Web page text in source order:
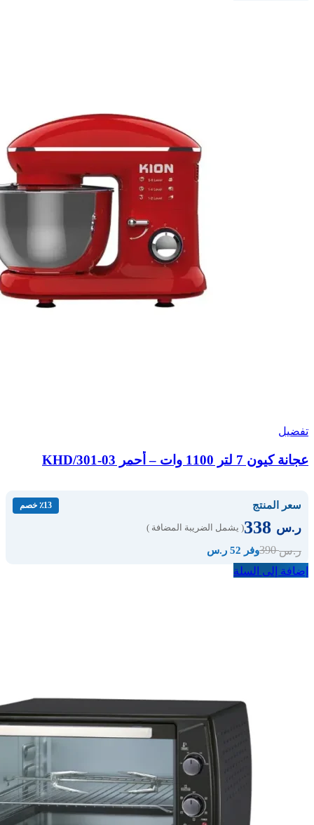
تفضيل
عجانة كيون 7 لتر 1100 وات – أحمر KHD/301-03
سعر المنتج ٪13 خصم
ر.س ( يشمل الضريبة المضافة )
ر.س390 وفر 52 ر.س
إضافة إلى السلة